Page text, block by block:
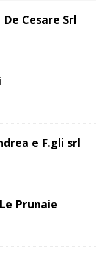
Cesare Srl
e F.gli srl
Prunaie